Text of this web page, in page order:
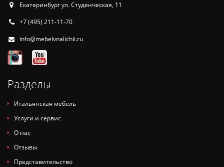
Екатеринбург ул. Студенческая, 11
+7 (495) 211-11-70
info@mebelvnalichii.ru
Разделы
Итальянская мебель
Услуги и сервис
О нас
Отзывы
Представительство